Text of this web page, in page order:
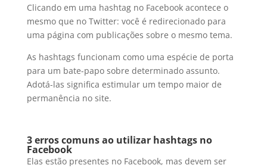
Clicando em uma hashtag no Facebook acontece o
mesmo que no Twitter: você é redirecionado para
uma página com publicações sobre o mesmo tema.
As hashtags funcionam como uma espécie de porta
para um bate-papo sobre determinado assunto.
Adotá-las significa estimular um tempo maior de
permanência no site.
3 erros comuns ao utilizar hashtags no
Facebook
Elas estão presentes no Facebook, mas devem ser